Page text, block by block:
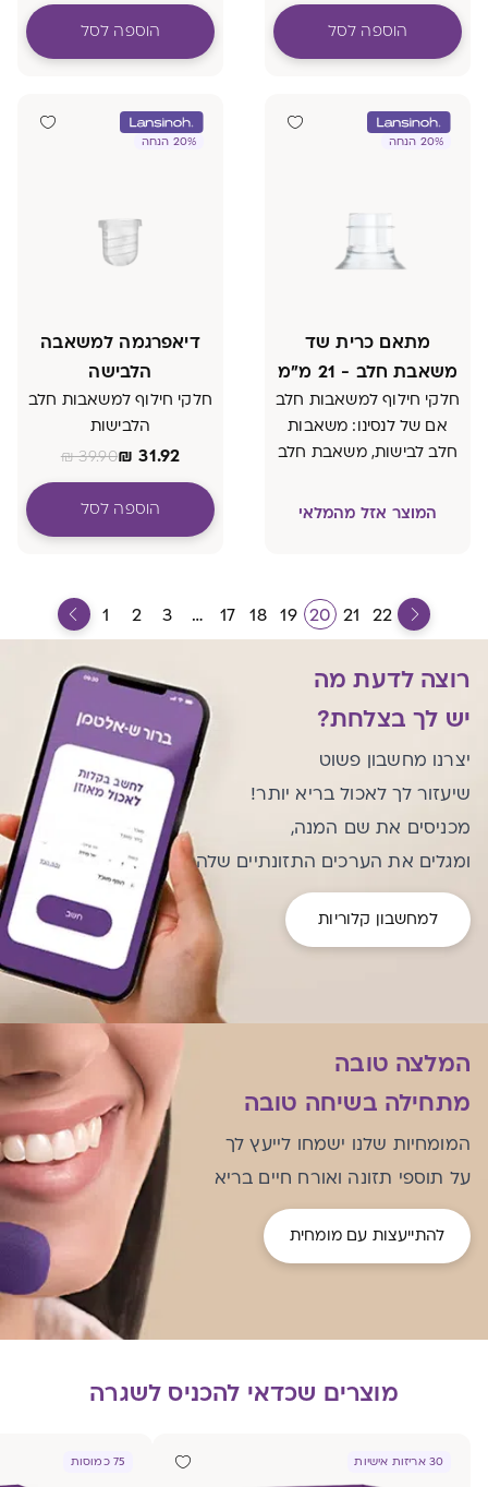
הוספה לסל הוספה לסל
20% הנחה
מתאם כרית שד
משאבת חלב - 21 מ"מ
חלקי חילוף למשאבות חלב
אם של לנסינו: משאבות
חלב לבישות, משאבת חלב
רגילה, וגם למשאבה
המוצר אזל מהמלאי
20% הנחה
דיאפרגמה למשאבה
הלבישה
חלקי חילוף למשאבות חלב
הלבישות
₪ 31.92
₪39.90
הוספה לסל
1 2 3 … 17 18 19 20 21 22
רוצה לדעת מה
יש לך בצלחת?
יצרנו מחשבון פשוט
שיעזור לך לאכול בריא יותר!
מכניסים את שם המנה,
ומגלים את הערכים התזונתיים שלה
למחשבון קלוריות
המלצה טובה
מתחילה בשיחה טובה
המומחיות שלנו ישמחו לייעץ לך
על תוספי תזונה ואורח חיים בריא
להתייעצות עם מומחית
מוצרים שכדאי להכניס לשגרה
30 אריזות אישיות 75 כמוסות